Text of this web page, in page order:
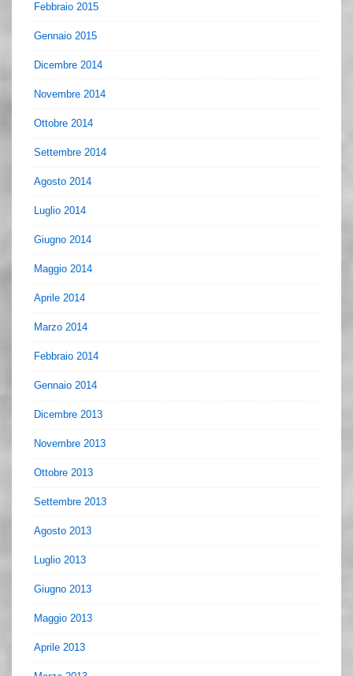
Febbraio 2015
Gennaio 2015
Dicembre 2014
Novembre 2014
Ottobre 2014
Settembre 2014
Agosto 2014
Luglio 2014
Giugno 2014
Maggio 2014
Aprile 2014
Marzo 2014
Febbraio 2014
Gennaio 2014
Dicembre 2013
Novembre 2013
Ottobre 2013
Settembre 2013
Agosto 2013
Luglio 2013
Giugno 2013
Maggio 2013
Aprile 2013